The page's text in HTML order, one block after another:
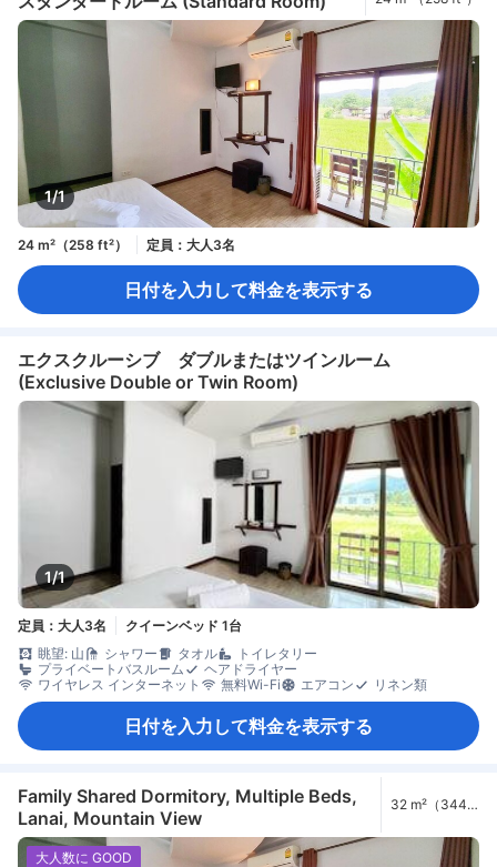
1/1
24 m²（258 ft²） 定員：大人3名
日付を入力して料金を表示する
エクスクルーシブ ダブルまたはツインルーム
(Exclusive Double or Twin Room)
1/1
定員：大人3名
クイーンベッド 1台
眺望: 山
シャワー タオル
トイレタリー
プライベートバスルーム
ヘアドライヤー
ワイヤレス インターネット
無料Wi-Fi エアコン リネン類
日付を入力して料金を表示する
Family Shared Dormitory, Multiple Beds,
Lanai, Mountain View
32 m²（344
大人数に GOOD